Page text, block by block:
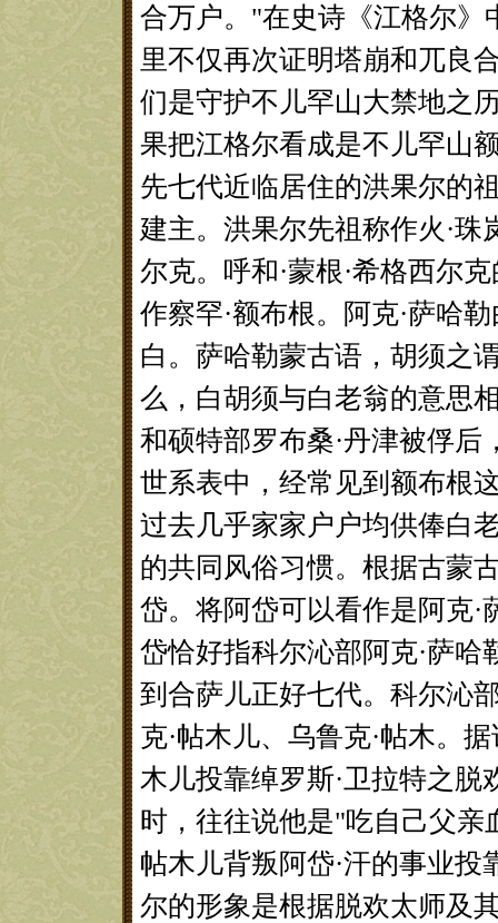
合万户。"在史诗《江格尔
里不仅再次证明塔崩和兀良
们是守护不儿罕山大禁地之
果把江格尔看成是不儿罕山
先七代近临居住的洪果尔的
建主。洪果尔先祖称作火·珠
尔克。呼和·蒙根·希格西尔
作察罕·额布根。阿克·萨哈
白。萨哈勒蒙古语，胡须之
么，白胡须与白老翁的意思
和硕特部罗布桑·丹津被俘
世系表中，经常见到额布根
过去几乎家家户户均供俸白
的共同风俗习惯。根据古蒙
岱。将阿岱可以看作是阿克·
岱恰好指科尔沁部阿克·萨哈
到合萨儿正好七代。科尔沁
克·帖木儿、乌鲁克·帖木。
木儿投靠绰罗斯·卫拉特之
时，往往说他是"吃自己父亲
帖木儿背叛阿岱·汗的事业
尔的形象是根据脱欢太师及